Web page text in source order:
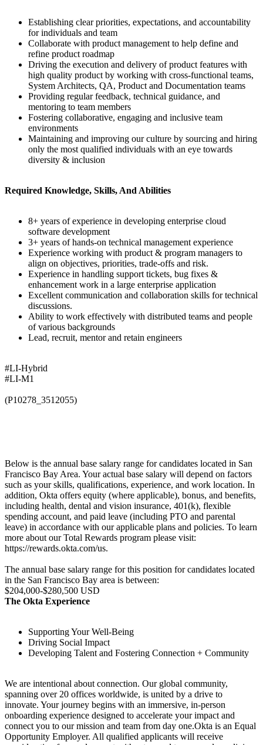
Establishing clear priorities, expectations, and accountability
for individuals and team
Collaborate with product management to help define and
refine product roadmap
Driving the execution and delivery of product features with
high quality product by working with cross-functional teams,
System Architects, QA, Product and Documentation teams
Providing regular feedback, technical guidance, and
mentoring to team members
Fostering collaborative, engaging and inclusive team
environments
Maintaining and improving our culture by sourcing and hiring
only the most qualified individuals with an eye towards
diversity & inclusion
Required Knowledge, Skills, And Abilities
8+ years of experience in developing enterprise cloud
software development
3+ years of hands-on technical management experience
Experience working with product & program managers to
align on objectives, priorities, trade-offs and risk.
Experience in handling support tickets, bug fixes &
enhancement work in a large enterprise application
Excellent communication and collaboration skills for technical
discussions.
Ability to work effectively with distributed teams and people
of various backgrounds
Lead, recruit, mentor and retain engineers
#LI-Hybrid
#LI-M1
(P10278_3512055)
Below is the annual base salary range for candidates located in San
Francisco Bay Area. Your actual base salary will depend on factors
such as your skills, qualifications, experience, and work location. In
addition, Okta offers equity (where applicable), bonus, and benefits,
including health, dental and vision insurance, 401(k), flexible
spending account, and paid leave (including PTO and parental
leave) in accordance with our applicable plans and policies. To learn
more about our Total Rewards program please visit:
https://rewards.okta.com/us.
The annual base salary range for this position for candidates located
in the San Francisco Bay area is between:
$204,000-$280,500 USD
The Okta Experience
Supporting Your Well-Being
Driving Social Impact
Developing Talent and Fostering Connection + Community
We are intentional about connection. Our global community,
spanning over 20 offices worldwide, is united by a drive to
innovate. Your journey begins with an immersive, in-person
onboarding experience designed to accelerate your impact and
connect you to our mission and team from day one.Okta is an Equal
Opportunity Employer. All qualified applicants will receive